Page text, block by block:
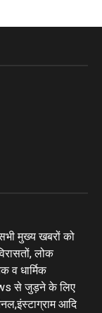
मुख्य खबरों को
लोक
व धार्मिक
से जुड़ने के लिए
आदि